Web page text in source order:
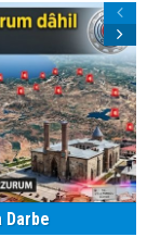
Darbe